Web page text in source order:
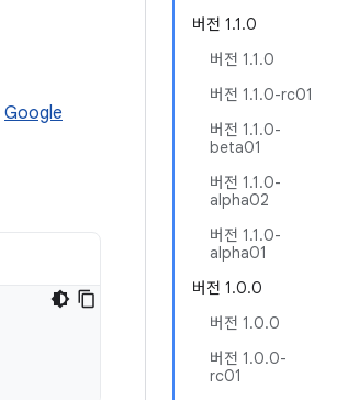
버전 1.1.0
버전 1.1.0
버전 1.1.0-rc01
버전 1.1.0-
beta01
버전 1.1.0-
alpha02
버전 1.1.0-
alpha01
버전 1.0.0
버전 1.0.0
버전 1.0.0-
rc01
Google